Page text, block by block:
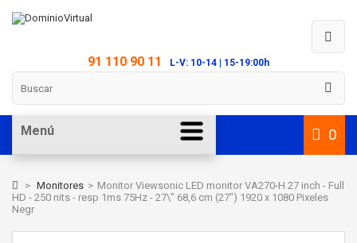
91 110 90 11 L-V: 10-14 | 15-19:00h
0
Menú
> Monitores > Monitor Viewsonic LED monitor VA270-H 27 inch - Full
HD - 250 nits - resp 1ms 75Hz - 27\" 68,6 cm (27") 1920 x 1080 Pixeles
Negr